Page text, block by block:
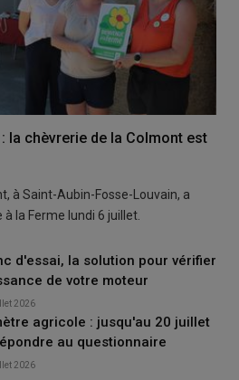
la chèvrerie de la Colmont est
à Saint-Aubin-Fosse-Louvain, a
la Ferme lundi 6 juillet.
d'essai, la solution pour vérifier
de votre moteur
2026
agricole : jusqu'au 20 juillet
au questionnaire
2026